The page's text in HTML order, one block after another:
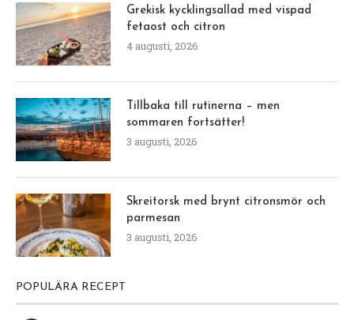
Grekisk kycklingsallad med vispad
fetaost och citron
4 augusti, 2026
Tillbaka till rutinerna – men
sommaren fortsätter!
3 augusti, 2026
Skreitorsk med brynt citronsmör och
parmesan
3 augusti, 2026
POPULÄRA RECEPT